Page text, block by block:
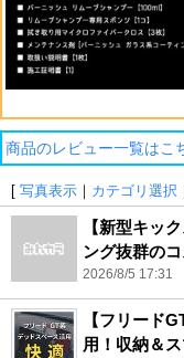
商品のレビュー一覧はこ
[ 写真表示 ｜ カテゴリ選択
【新型キッ
ング抜群の
2026/8/5 17:31
【フリード
用！収納＆